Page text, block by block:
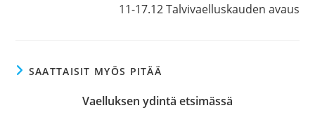
11-17.12 Talvivaelluskauden avaus
SAATTAISIT MYÖS PITÄÄ
Vaelluksen ydintä etsimässä